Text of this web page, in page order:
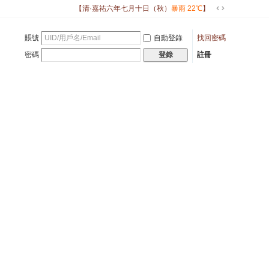
【清·嘉祐六年七月十日（秋） 暴雨 22℃】
到
賬號 自動登錄
找回密碼
密碼
登錄 註冊